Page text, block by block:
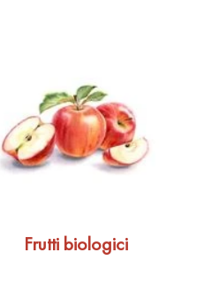
Frutti biologici